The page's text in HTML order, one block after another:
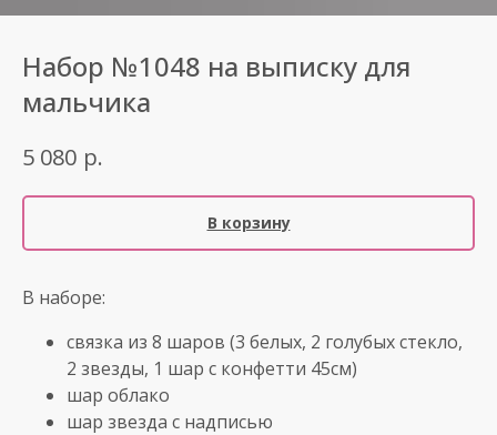
Набор №1048 на выписку для
мальчика
5 080 р.
В корзину
В наборе:
связка из 8 шаров (3 белых, 2 голубых стекло,
2 звезды, 1 шар с конфетти 45см)
шар облако
шар звезда с надписью